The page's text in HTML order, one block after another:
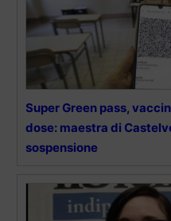
Super Green pass,
dose: maestra di
sospensione